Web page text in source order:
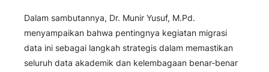
Dalam sambutannya, Dr. Munir Yusuf, M.Pd.
menyampaikan bahwa pentingnya kegiatan migrasi
data ini sebagai langkah strategis dalam memastikan
seluruh data akademik dan kelembagaan benar-benar